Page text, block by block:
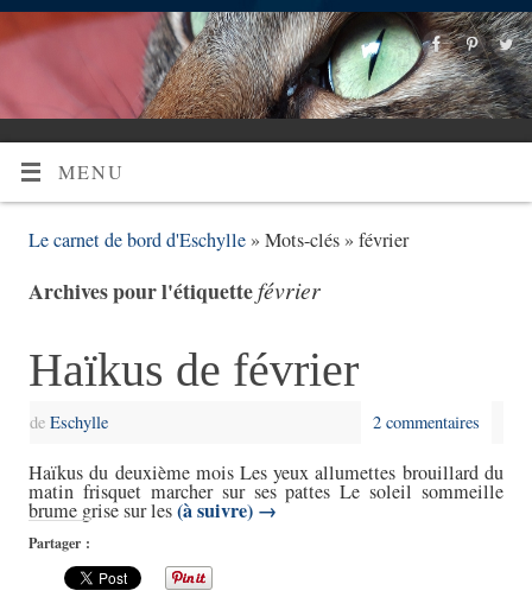
MENU
Le carnet de bord d'Eschylle » Mots-clés » février
Archives pour l'étiquettefévrier
Haïkus de février
deEschylle 2 commentaires
Haïkus du deuxième mois Les yeux allumettes brouillard du
matin frisquet marcher sur ses pattes Le soleil sommeille
brume grise sur les(à suivre) →
Partager :